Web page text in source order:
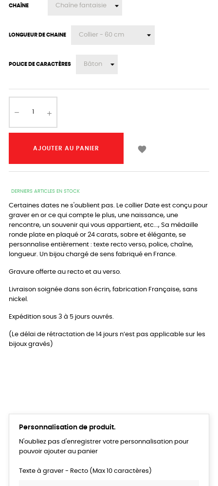
CHAÎNE
LONGUEUR DE CHAINE
POLICE DE CARACTÈRES
AJOUTER AU PANIER 
DERNIERS ARTICLES EN STOCK
Certaines dates ne s'oublient pas. Le collier Date est conçu pour
graver en or ce qui compte le plus, une naissance, une
rencontre, un souvenir qui vous appartient, etc..., Sa médaille
ronde plate en plaqué or 24 carats, sobre et élégante, se
personnalise entièrement : texte recto verso, police, chaîne,
longueur. Un bijou chargé de sens fabriqué en France.
Gravure offerte au recto et au verso.
Livraison soignée dans son écrin, fabrication Française, sans
nickel.
Expédition sous 3 à 5 jours ouvrés.
(Le délai de rétractation de 14 jours n’est pas applicable sur les
bijoux gravés)
Personnalisation de produit.
N'oubliez pas d'enregistrer votre personnalisation pour
pouvoir ajouter au panier
Texte à graver - Recto (Max 10 caractères)